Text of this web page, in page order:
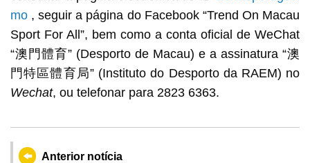
mo, seguir a página do Facebook “Trend On Macau
Sport For All”, bem como a conta oficial de WeChat
“澳門體育” (Desporto de Macau) e a assinatura “澳
門特區體育局” (Instituto do Desporto da RAEM) no
Wechat, ou telefonar para 2823 6363.
Anterior notícia